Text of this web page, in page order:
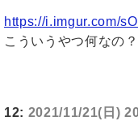
https://i.imgur.com/
こういうやつ何なの？
12: 2021/11/21(日)